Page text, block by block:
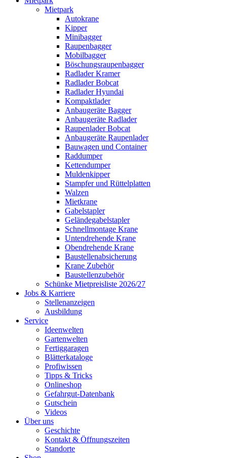
Mietpark
Autokrane
Kipper
Minibagger
Raupenbagger
Mobilbagger
Böschungsraupenbagger
Radlader Kramer
Radlader Bobcat
Radlader Hyundai
Kompaktlader
Anbaugeräte Bagger
Anbaugeräte Radlader
Raupenlader Bobcat
Anbaugeräte Raupenlader
Bauwagen und Container
Raddumper
Kettendumper
Muldenkipper
Stampfer und Rüttelplatten
Walzen
Mietkrane
Gabelstapler
Geländegabelstapler
Schnellmontage Krane
Untendrehende Krane
Obendrehende Krane
Baustellenabsicherung
Krane Zubehör
Baustellenzubehör
Schünke Mietpreisliste 2026/27
Jobs & Karriere
Stellenanzeigen
Ausbildung
Service
Ideenwelten
Gartenwelten
Fertiggaragen
Blätterkataloge
Profiwissen
Tipps & Tricks
Onlineshop
Gefahrgut-Datenbank
Gutschein
Videos
Über uns
Geschichte
Kontakt & Öffnungszeiten
Standorte